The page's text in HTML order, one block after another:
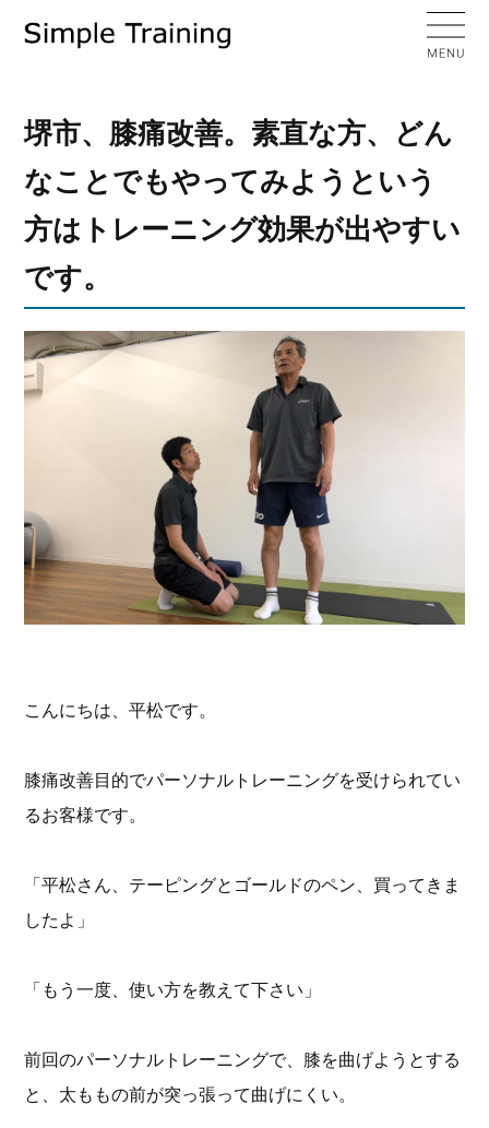
堺市、膝痛改善。素直な方、どん
なことでもやってみようという
方はトレーニング効果が出やすい
です。
こんにちは、平松です。
膝痛改善目的でパーソナルトレーニングを受けられてい
るお客様です。
「平松さん、テーピングとゴールドのペン、買ってきま
したよ」
「もう一度、使い方を教えて下さい」
前回のパーソナルトレーニングで、膝を曲げようとする
と、太ももの前が突っ張って曲げにくい。